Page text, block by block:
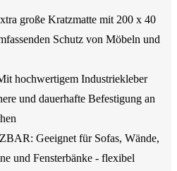
große Kratzmatte mit 200 x 40
Schutz von Möbeln und
hochwertigem Industriekleber
und dauerhafte Befestigung an
Geeignet für Sofas, Wände,
und Fensterbänke - flexibel